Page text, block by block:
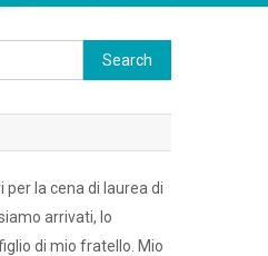
Search
for:
per la cena di laurea di
arrivati, lo
di mio fratello. Mio